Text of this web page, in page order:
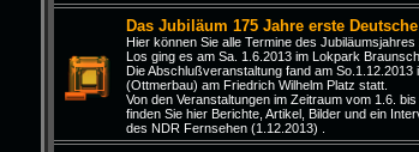
Das Jubiläum 175 Jahre erste
Hier können Sie alle Termine des Jubiläumsjahres
Los ging es am Sa. 1.6.2013 im Lokpark
Die Abschlußveranstaltung fand am So.1.12.2013
(Ottmerbau) am Friedrich Wilhelm Platz statt.
Von den Veranstaltungen im Zeitraum vom 1.6.
finden Sie hier Berichte, Artikel, Bilder und ein
des NDR Fernsehen (1.12.2013) .